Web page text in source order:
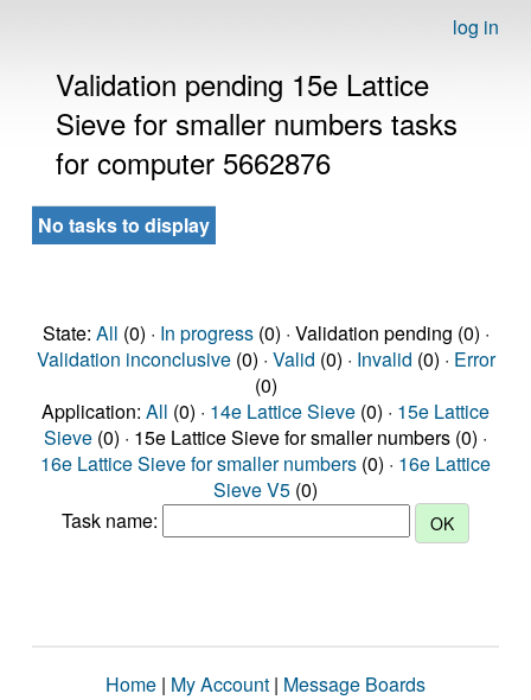
log in
Validation pending 15e Lattice
Sieve for smaller numbers tasks
for computer 5662876
No tasks to display
State: All (0) · In progress(0) · Validation pending (0) ·
Validation inconclusive(0) · Valid (0) · Invalid (0) · Error
(0)
Application: All (0) · 14e Lattice Sieve (0) · 15e Lattice
Sieve (0) · 15e Lattice Sieve for smaller numbers (0) ·
16e Lattice Sieve for smaller numbers (0) · 16e Lattice
Sieve V5 (0)
Task name:
Home | My Account | Message Boards